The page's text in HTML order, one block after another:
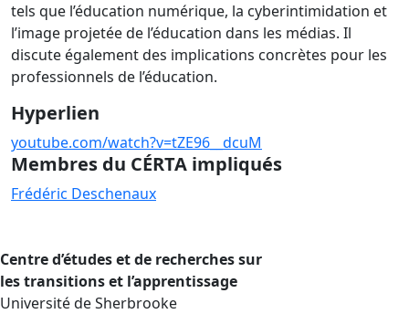
tels que l’éducation numérique, la cyberintimidation et
l’image projetée de l’éducation dans les médias. Il
discute également des implications concrètes pour les
professionnels de l’éducation.
Hyperlien
youtube.com/watch?v=tZE96__dcuM
Membres du CÉRTA impliqués
Frédéric Deschenaux
Centre d’études et de recherches sur
les transitions et l’apprentissage
Université de Sherbrooke